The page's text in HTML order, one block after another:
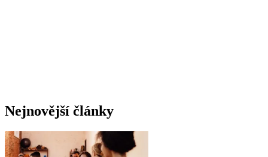
Nejnovější články